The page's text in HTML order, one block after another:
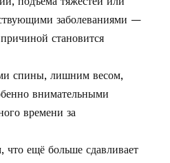
заболеваниями —
становится
спины, лишним весом,
внимательными
времени за
ещё больше сдавливает